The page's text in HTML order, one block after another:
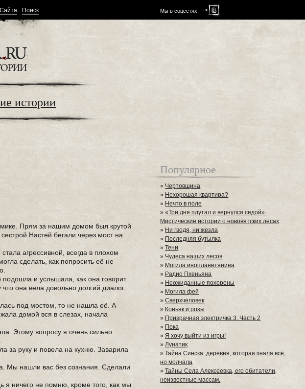
Мы в соцсетях: -->
Поиск
истории
Прям за нашим домом был крутой
Настей бегали через мост на
агрессивной, всегда в плохом
сделать, как попросить её не
и услышала, как она говорит
она вела довольно долгий диалог.
под мостом, то не нашла её. А
домой вся в слезах, начала
Этому вопросу я очень сильно
за руку и повела на кухню. Заварила
Мы нашли вас без сознания. Сделали
я ничего не помню, кроме того, как мы
Популярное
» Чертовщина
» Нехорошая квартира?
» Нечто в поле
»«Три дня плутал и вернулся седой».
Мистические истории о нововятских лесах
» Ни гводя, ни жезла
» Последняя бутылка
»Тени
» Чудеса наших лесов
» Могила инопланетянина
» Радио Пхеньяна
» Неожиданные похороны
» Могила фей
»Сверхчеловек
» Коньяк и розы
» Призрачная электричка 3. Часть 2
» Пока
»Я хочу выйти из игры!
»Лунатик
»Тайна Синска: деревня, которая знала всё,
но молчала
»Тайны Села Алексеевка, его обитатели,
неизвестные массам.